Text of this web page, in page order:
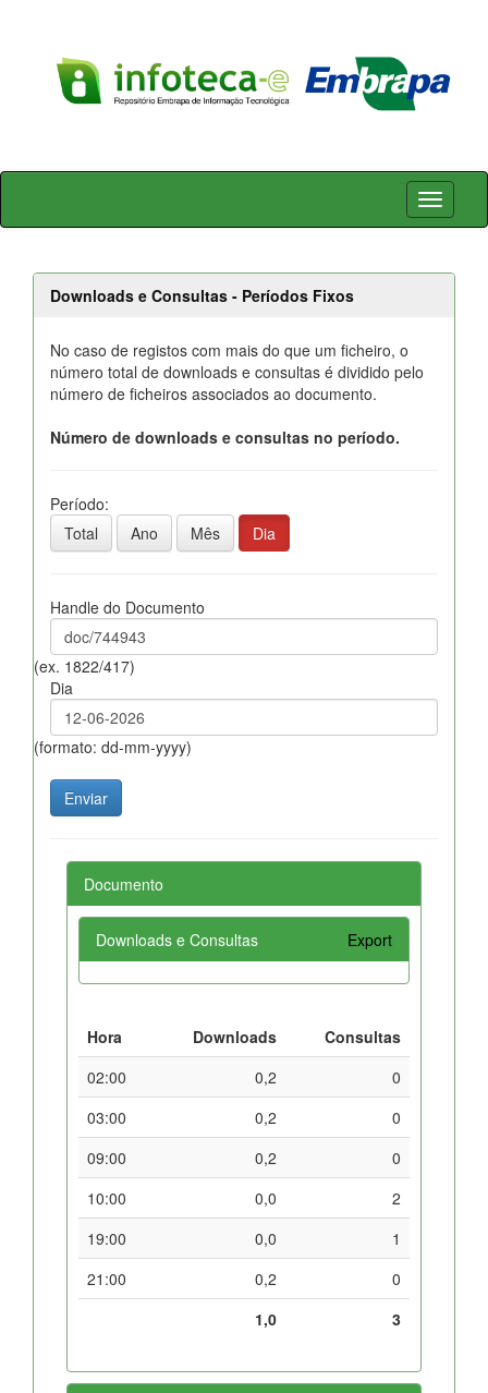
Skip
Downloads e Consultas - Períodos Fixos
No caso de registos com mais do que um ficheiro, o
número total de downloads e consultas é dividido pelo
número de ficheiros associados ao documento.
Número de downloads e consultas no período.
Período:
Total
Ano Mês Dia
Handle do Documento
(ex. 1822/417)
Dia
(formato: dd-mm-yyyy)
Documento
Downloads e Consultas Export
Hora Downloads
Consultas
02:00
0,2
0
03:00
0,2
0
09:00
0,2
0
10:00
0,0
2
19:00
0,0
1
21:00
0,2
0
1,0
3